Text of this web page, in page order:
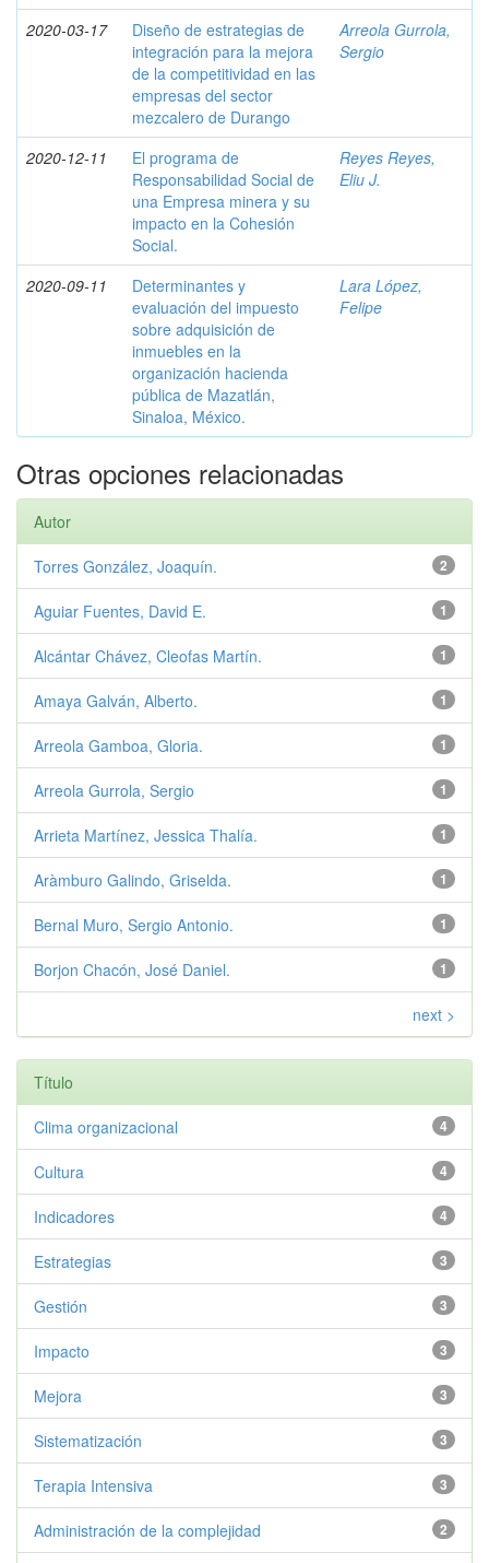
2020-03-17
Diseño de estrategias de
integración para la mejora
de la competitividad en las
empresas del sector
mezcalero de Durango
Arreola Gurrola,
Sergio
2020-12-11
El programa de
Responsabilidad Social de
una Empresa minera y su
impacto en la Cohesión
Social.
Reyes Reyes,
Eliu J.
2020-09-11
Determinantes y
evaluación del impuesto
sobre adquisición de
inmuebles en la
organización hacienda
pública de Mazatlán,
Sinaloa, México.
Lara López,
Felipe
Otras opciones relacionadas
Autor
2
Torres González, Joaquín.
1
Aguiar Fuentes, David E.
1
Alcántar Chávez, Cleofas Martín.
1
Amaya Galván, Alberto.
1
Arreola Gamboa, Gloria.
1
Arreola Gurrola, Sergio
1
Arrieta Martínez, Jessica Thalía.
1
Aràmburo Galindo, Griselda.
1
Bernal Muro, Sergio Antonio.
1
Borjon Chacón, José Daniel.
next >
Título
4
Clima organizacional
4
Cultura
4
Indicadores
3
Estrategias
3
Gestión
3
Impacto
3
Mejora
3
Sistematización
3
Terapia Intensiva
2
Administración de la complejidad